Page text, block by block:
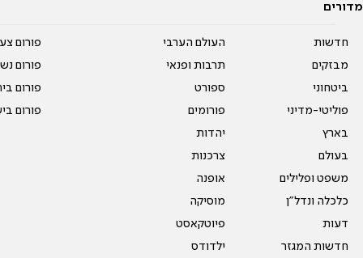
מדורים
חדשות
מבזקים
ביטחוני
פוליטי-מדיני
בארץ
בעולם
משפט ופלילים
כלכלה ונדל"ן
דעות
חדשות המגזר
העולם הערבי
תרבות ופנאי
ספורט
פורומים
יהדות
צרכנות
אופנה
מוסיקה
פיוטקאסט
ילדודס
פורום
פורום
פורום
פורום